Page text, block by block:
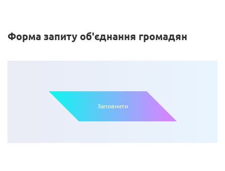
Форма запиту об'єднання громадян
Заповнити